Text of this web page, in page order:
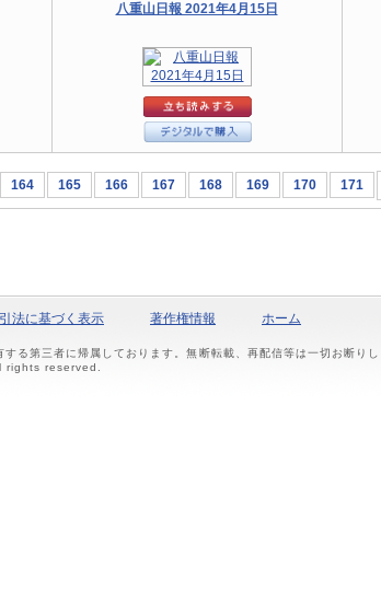
八重山日報 2021年4月15日
164 165 166 167 168 169 170 171
法に基づく表示 著作権情報 ホーム
る第三者に帰属しております。無断転載、再配信等は一切お断りし
rights reserved.